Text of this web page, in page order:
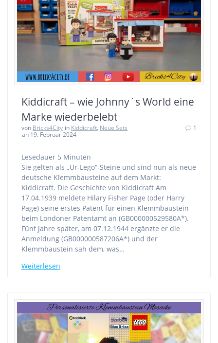
Kiddicraft – wie Johnny´s World eine
Marke wiederbelebt
von Bricks4City in Kiddicraft, Neue Sets
an 19. Februar 2024
1
Lesedauer 5 Minuten
Sie gelten als „Ur-Lego“-Steine und sind nun als neue
deutsche Klemmbausteine auf dem Markt:
Kiddicraft. Die Geschichte von Kiddicraft Am
17.04.1939 meldete Hilary Fisher Page (oder Harry
Page) seine erstes Patent für einen Klemmbaustein
beim Londoner Patentamt an (GB000000529580A*).
Fünf Jahre später, am 07.12.1944 ergänzte er die
Anmeldung (GB000000587206A*) und der
Klemmbaustein sah dem, was…
Weiterlesen